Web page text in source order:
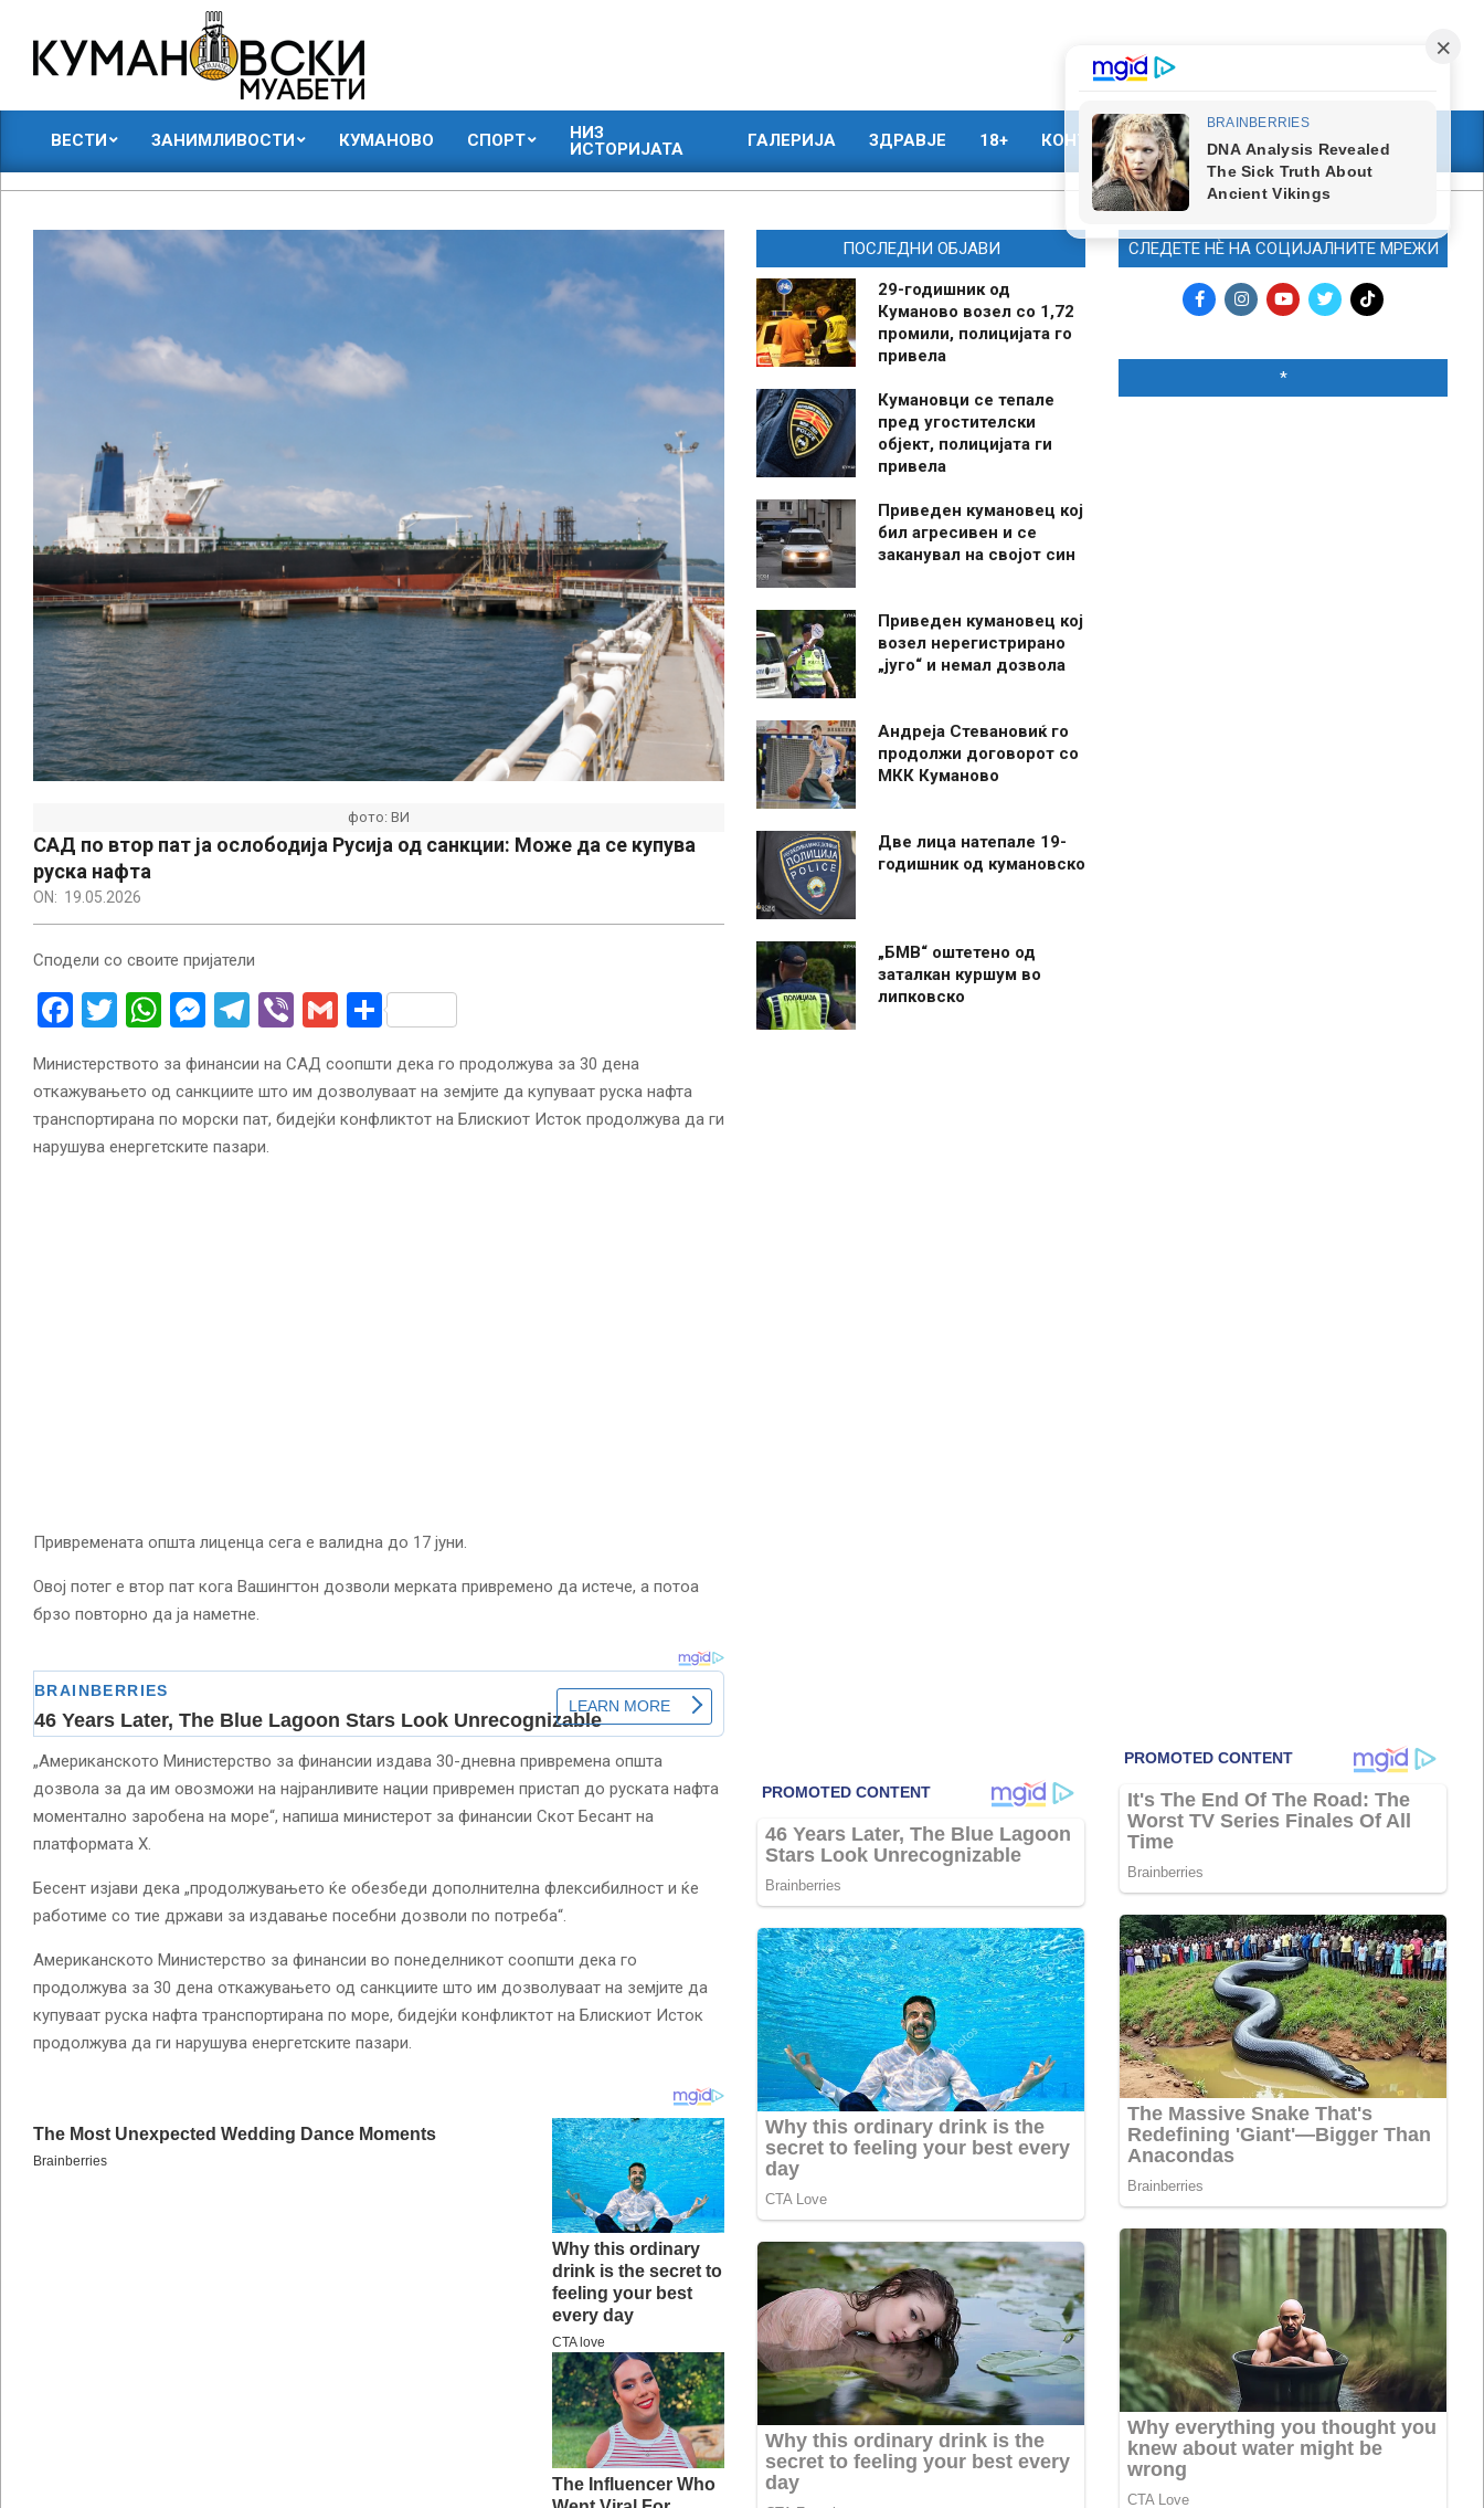
content
КУМАНОВСКИ
МУАБЕТИ
ВЕСТИ ЗАНИМЛИВОСТИ КУМАНОВО СПОРТ
НИЗ
ИСТОРИЈАТА
ГАЛЕРИЈА ЗДРАВЈЕ 18+ КОНТАКТ МАРКЕТИНГ
фото: ВИ
САД по втор пат ја ослободија Русија од санкции: Може да се купува
руска нафта
ON: 19.05.2026
Сподели со своите пријатели
Facebook
Twitter
WhatsApp
Messenger
Telegram
ViberGmailShare
Министерството за финансии на САД соопшти дека го продолжува за 30 дена
откажувањето од санкциите што им дозволуваат на земјите да купуваат руска нафта
транспортирана по морски пат, бидејќи конфликтот на Блискиот Исток продолжува да ги
нарушува енергетските пазари.
Привремената општа лиценца сега е валидна до 17 јуни.
Овој потег е втор пат кога Вашингтон дозволи мерката привремено да истече, а потоа
брзо повторно да ја наметне.
„Американското Министерство за финансии издава 30-дневна привремена општа
дозвола за да им овозможи на најранливите нации привремен пристап до руската нафта
моментално заробена на море“, напиша министерот за финансии Скот Бесант на
платформата X.
Бесент изјави дека „продолжувањето ќе обезбеди дополнителна флексибилност и ќе
работиме со тие држави за издавање посебни дозволи по потреба“.
Американското Министерство за финансии во понеделникот соопшти дека го
продолжува за 30 дена откажувањето од санкциите што им дозволуваат на земјите да
купуваат руска нафта транспортирана по море, бидејќи конфликтот на Блискиот Исток
продолжува да ги нарушува енергетските пазари.
ПОСЛЕДНИ ОБЈАВИ
29-годишник од
Куманово возел со 1,72
промили, полицијата го
привела
Кумановци се тепале
пред угостителски
објект, полицијата ги
привела
Приведен кумановец кој
бил агресивен и се
заканувал на својот син
Приведен кумановец кој
возел нерегистрирано
„југо“ и немал дозвола
Андреја Стевановиќ го
продолжи договорот со
МКК Куманово
Две лица натепале 19-
годишник од кумановско
„БМВ“ оштетено од
заталкан куршум во
липковско
СЛЕДЕТЕ НЀ НА СОЦИЈАЛНИТЕ МРЕЖИ
*